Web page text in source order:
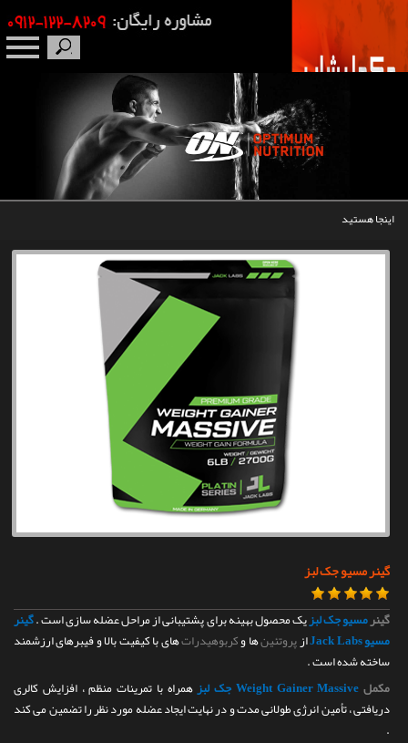
اینجا هستید
گینر مسیو جک لبز
گینرمسیو جک لبزیک محصول بهینه برای پشتیبانی از مراحل عضله سازی است .گینر
مسیو Jack Labs
ازپروتئینها وکربوهیدراتهای با کیفیت بالا و فیبرهای ارزشمند
ساخته شده است .
مکمل
همراه با تمرینات منظم ، افزایش کالری
دریافتی ، تأمین انرژی طولانی مدت و در نهایت ایجاد عضله مورد نظر را تضمین می کند
.